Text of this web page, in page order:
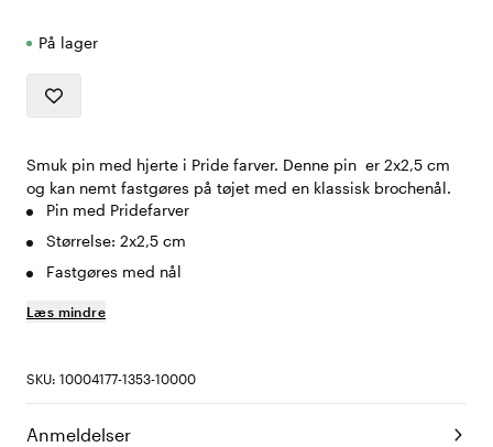
På lager
Smuk pin med hjerte i Pride farver. Denne pin er 2x2,5 cm
og kan nemt fastgøres på tøjet med en klassisk brochenål.
Pin med Pridefarver
Størrelse: 2x2,5 cm
Fastgøres med nål
Læs mindre
SKU: 10004177-1353-10000
Anmeldelser